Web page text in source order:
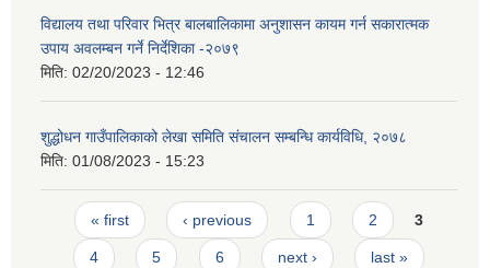
विद्यालय तथा परिवार भित्र बालबालिकामा अनुशासन कायम गर्न सकारात्मक
उपाय अवलम्बन गर्ने निर्देशिका -२०७९
मिति: 02/20/2023 - 12:46
शुद्धोधन गाउँपालिकाको लेखा समिति संचालन सम्बन्धि कार्यविधि, २०७८
मिति: 01/08/2023 - 15:23
Pages
« first ‹ previous 1 2 3
4 5 6 next › last »